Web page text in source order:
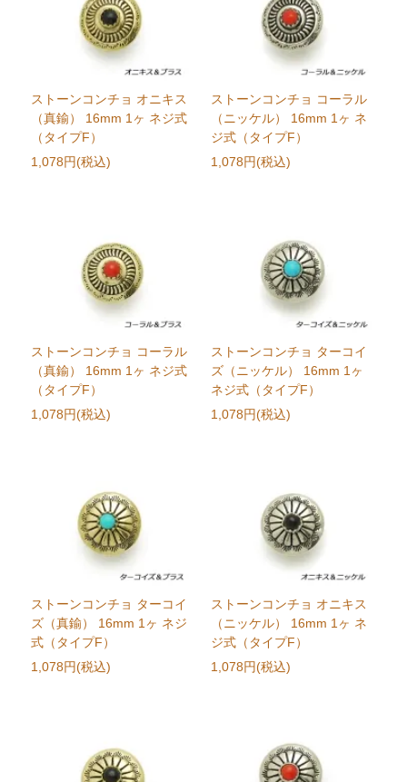
ストーンコンチョ オニキス
（真鍮） 16mm 1ヶ ネジ式
（タイプF）
1,078円(税込)
ストーンコンチョ コーラル
（ニッケル） 16mm 1ヶ ネ
ジ式（タイプF）
1,078円(税込)
ストーンコンチョ コーラル
（真鍮） 16mm 1ヶ ネジ式
（タイプF）
1,078円(税込)
ストーンコンチョ ターコイ
ズ（ニッケル） 16mm 1ヶ
ネジ式（タイプF）
1,078円(税込)
ストーンコンチョ ターコイ
ズ（真鍮） 16mm 1ヶ ネジ
式（タイプF）
1,078円(税込)
ストーンコンチョ オニキス
（ニッケル） 16mm 1ヶ ネ
ジ式（タイプF）
1,078円(税込)